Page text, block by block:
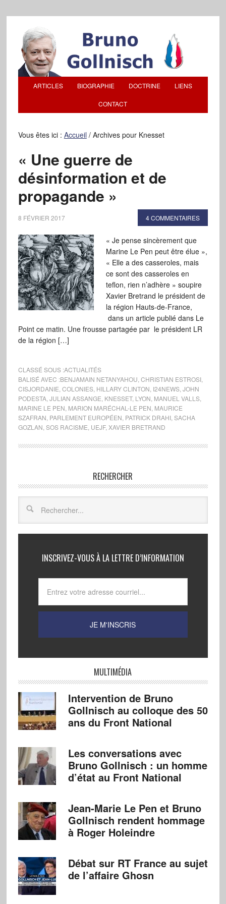
ARTICLES BIOGRAPHIE DOCTRINE LIENS
CONTACT
Vous êtes ici : Accueil /Archives pour Knesset
« Une guerre de
désinformation et de
propagande »
8 FÉVRIER 2017 4 COMMENTAIRES
« Je pense sincèrement que
Marine Le Pen peut être élue »,
« Elle a des casseroles, mais
ce sont des casseroles en
teflon, rien n’adhère » soupire
Xavier Bretrand le président de
la région Hauts-de-France,
dans un article publié dans Le
Point ce matin. Une frousse partagée par le président LR
de la région […]
CLASSÉ SOUS :ACTUALITÉS
BALISÉ AVEC :BENJAMAIN NETANYAHOU CHRISTIAN ESTROSI,
CISJORDANIE COLONIES, HILLARY CLINTON I24NEWS, JOHN
PODESTA, JULIAN ASSANGE KNESSET, LYON MANUEL VALLS,
MARINE LE PEN MARION MARÉCHAL-LE PEN MAURICE
SZAFRAN PARLEMENT EUROPÉEN PATRICK DRAHI, SACHA
GOZLAN SOS RACISME UEJF, XAVIER BRETRAND
RECHERCHER
INSCRIVEZ-VOUS À LA LETTRE D’INFORMATION
MULTIMÉDIA
Intervention de Bruno
Gollnisch au colloque des 50
ans du Front National
Les conversations avec
Bruno Gollnisch : un homme
d’état au Front National
Jean-Marie Le Pen et Bruno
Gollnisch rendent hommage
à Roger Holeindre
Débat sur RT France au sujet
de l’affaire Ghosn